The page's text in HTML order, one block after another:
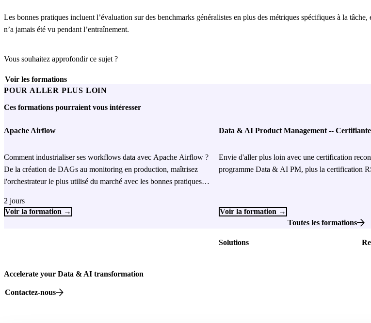
Les bonnes pratiques incluent l’évaluation sur des benchmarks généralistes en plus des métriques spécifiques à la
n’a jamais été vu pendant l’entraînement.
Vous souhaitez approfondir ce sujet ?
Voir les formations
POUR ALLER PLUS LOIN
Ces formations pourraient vous intéresser
Apache Airflow
Comment industrialiser ses workflows data avec Apache Airflow ?
De la création de DAGs au monitoring en production, maîtrisez
l'orchestrateur le plus utilisé du marché avec les bonnes pratiques
2 jours
Voir la formation →
Data & AI Product Management -- Certifiante
Envie d'aller plus loin avec une certification
programme Data & AI PM, plus la certification
Voir la formation →
Toutes les formations
Accelerate your Data & AI transformation
Contactez-nous
Solutions